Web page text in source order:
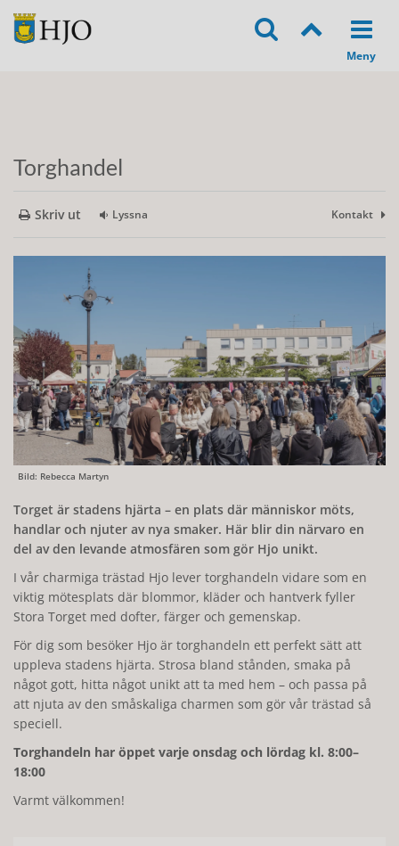
Torghandel
Skriv ut Lyssna Kontakt
Bild: Rebecca Martyn
Torget är stadens hjärta – en plats där människor möts,
handlar och njuter av nya smaker. Här blir din närvaro en
del av den levande atmosfären som gör Hjo unikt.
I vår charmiga trästad Hjo lever torghandeln vidare som en
viktig mötesplats där blommor, kläder och hantverk fyller
Stora Torget med dofter, färger och gemenskap.
För dig som besöker Hjo är torghandeln ett perfekt sätt att
uppleva stadens hjärta. Strosa bland stånden, smaka på
något gott, hitta något unikt att ta med hem – och passa på
att njuta av den småskaliga charmen som gör vår trästad så
speciell.
Torghandeln har öppet varje onsdag och lördag kl. 8:00–
18:00
Varmt välkommen!